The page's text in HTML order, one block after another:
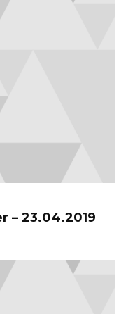
– 23.04.2019